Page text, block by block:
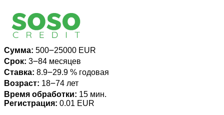
Сумма: 500౼25000 EUR
Срок: 3౼84 месяцев
Ставка: 8.9౼29.9 % годовая
Возраст: 18౼74 лет
Время обработки: 15 мин.
Регистрация: 0.01 EUR